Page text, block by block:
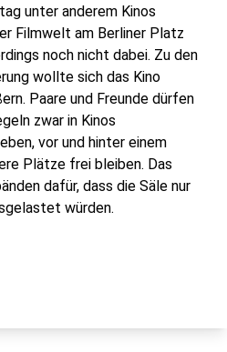
unter anderem Kinos
Filmwelt am Berliner Platz
noch nicht dabei. Zu den
wollte sich das Kino
Paare und Freunde dürfen
zwar in Kinos
vor und hinter einem
Plätze frei bleiben. Das
dafür, dass die Säle nur
würden.